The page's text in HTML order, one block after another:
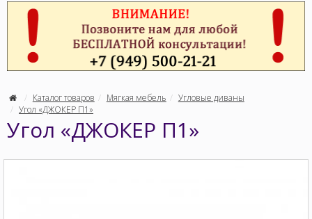
Каталог товаров Мягкая мебель
Угловые диваны
Угол «ДЖОКЕР П1»
Угол «ДЖОКЕР П1»